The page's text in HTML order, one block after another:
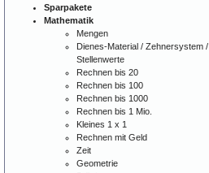
Sparpakete
Mathematik
Mengen
Dienes-Material / Zehnersystem /
Stellenwerte
Rechnen bis 20
Rechnen bis 100
Rechnen bis 1000
Rechnen bis 1 Mio.
Kleines 1 x 1
Rechnen mit Geld
Zeit
Geometrie